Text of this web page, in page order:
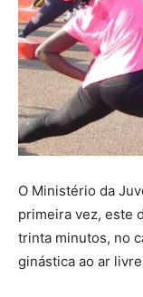
O Ministério da
primeira vez, este
trinta minutos, no
ginástica ao ar